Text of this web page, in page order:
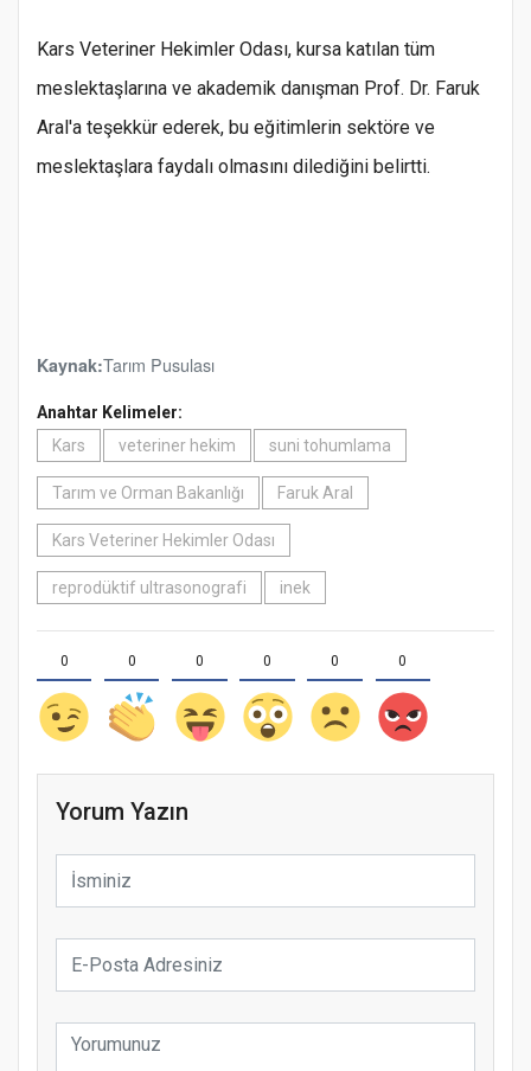
Kars Veteriner Hekimler Odası, kursa katılan tüm
meslektaşlarına ve akademik danışman Prof. Dr. Faruk
Aral'a teşekkür ederek, bu eğitimlerin sektöre ve
meslektaşlara faydalı olmasını dilediğini belirtti.
Kaynak:Tarım Pusulası
Anahtar Kelimeler:
Kars
veteriner hekim suni tohumlama
Tarım ve Orman Bakanlığı Faruk Aral
Kars Veteriner Hekimler Odası
reprodüktif ultrasonografi inek
0 0 0 0 0 0
Yorum Yazın